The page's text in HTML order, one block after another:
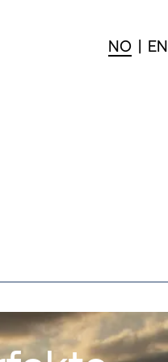
NO | EN